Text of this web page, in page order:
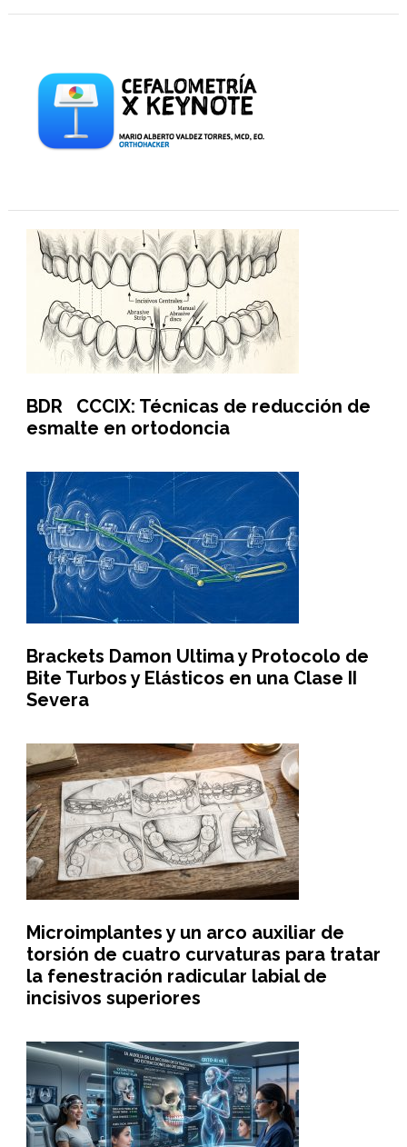
BDR CCCIX: Técnicas de reducción de
esmalte en ortodoncia
Brackets Damon Ultima y Protocolo de
Bite Turbos y Elásticos en una Clase II
Severa
Microimplantes y un arco auxiliar de
torsión de cuatro curvaturas para tratar
la fenestración radicular labial de
incisivos superiores